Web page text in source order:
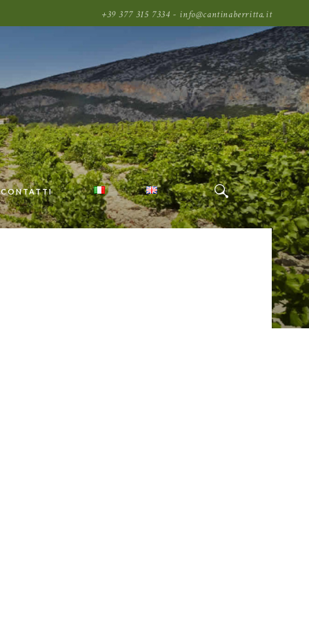
+39 377 315 7334 - info@cantinaberritta.it
CONTATTI